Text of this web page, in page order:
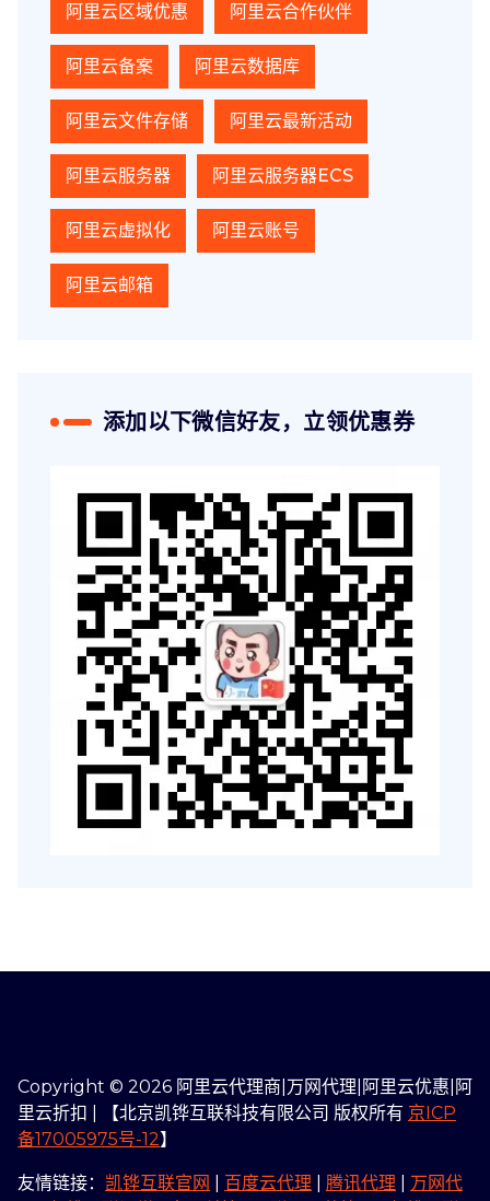
阿里云区域优惠 阿里云合作伙伴
阿里云备案 阿里云数据库
阿里云文件存储 阿里云最新活动
阿里云服务器 阿里云服务器ECS
阿里云虚拟化 阿里云账号
阿里云邮箱
添加以下微信好友，立领优惠券
Copyright © 2026 阿里云代理商|万网代理|阿里云优惠|阿
里云折扣 | 【北京凯铧互联科技有限公司 版权所有 京ICP
备17005975号-12】
友情链接： 凯铧互联官网 百度云代理 腾讯代理
万网代